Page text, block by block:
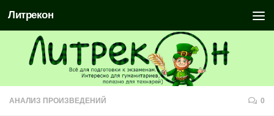
Литрекон
АНАЛИЗ ПРОИЗВЕДЕНИЙ 0